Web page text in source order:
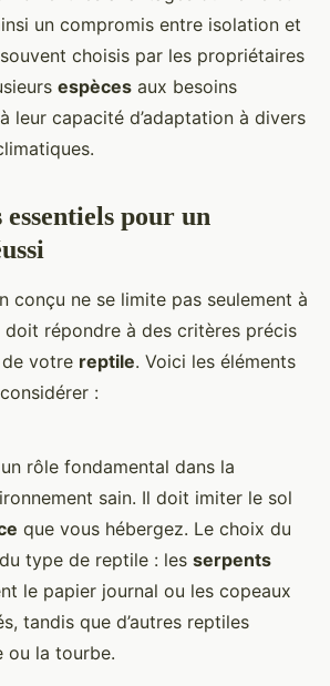
un compromis entre isolation et
choisis par les propriétaires
espèces aux besoins
leur capacité d’adaptation à divers
essentiels pour un
conçu ne se limite pas seulement à
doit répondre à des critères précis
votre reptile. Voici les éléments
:
rôle fondamental dans la
sain. Il doit imiter le sol
que vous hébergez. Le choix du
type de reptile : les serpents
le papier journal ou les copeaux
tandis que d’autres reptiles
ou la tourbe.